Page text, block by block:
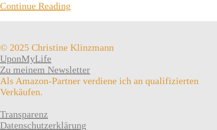
Continue Reading
© 2025 Christine Klinzmann
UponMyLife
Zu meinem Newsletter
Als Amazon-Partner verdiene ich an qualifizierten
Verkäufen.
Transparenz
Datenschutzerklärung